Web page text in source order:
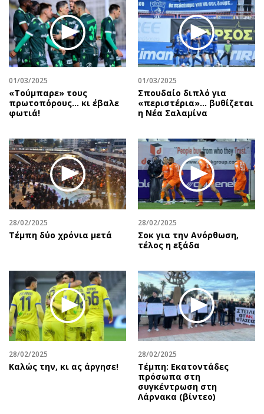
01/03/2025
«Τούμπαρε» τους
πρωτοπόρους… κι έβαλε
φωτιά!
01/03/2025
Σπουδαίο διπλό για
«περιστέρια»... βυθίζεται
η Νέα Σαλαμίνα
28/02/2025
Τέμπη δύο χρόνια μετά
28/02/2025
Σοκ για την Ανόρθωση,
τέλος η εξάδα
28/02/2025
Καλώς την, κι ας άργησε!
28/02/2025
Τέμπη: Εκατοντάδες
πρόσωπα στη
συγκέντρωση στη
Λάρνακα (βίντεο)